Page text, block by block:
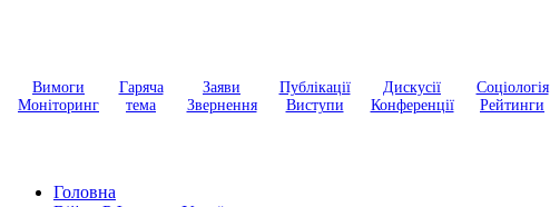
Вимоги
Моніторинг
Гаряча
тема
Заяви
Звернення
Публікації
Виступи
Дискусії
Конференції
Соціологія
Рейтинги
Головна